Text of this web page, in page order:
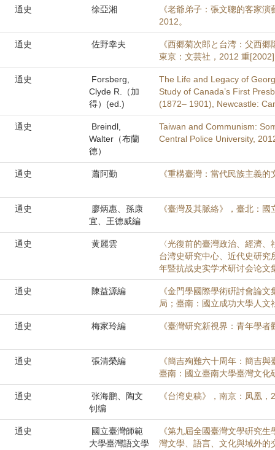
通史 徐亞湘
《老爺弟子：張文聰的客家
2012。
通史 佐野幸夫
《西郷菊次郎と台湾：父西
東京：文芸社，2012 重[2002]
通史
Forsberg,
Clyde R.（加
得）(ed.)
The Life and Legacy of
Study of Canada’s First
(1872– 1901), Newcastle:
通史
Breindl,
Walter（布蘭
德）
Taiwan and Communism:
Central Police University,
通史 蕭阿勤 《重構臺灣：當代民族主義
通史
廖炳惠、孫康
宜、王德威編
《臺灣及其脈絡》，臺北：
通史 黄麗雲
〈光復前的臺灣政治、經濟
台湾史研究中心、近代史研究
年暨抗战史实学术研讨会论文
通史 陳益源編
《金門學國際學術硏討會論
局；臺南：國立成功大學人文
通史 梅家玲編 《臺灣研究新視界：青年學
通史 張清榮編
《簡吉殉難六十周年：簡吉
臺南：國立臺南大學臺灣文化
通史
张海鹏、陶文
钊编
《台湾史稿》，南京：凤凰，
通史
國立臺灣師範
大學臺灣語文學
《第九屆全國臺灣文學硏究
灣文學、語言、文化與域外的